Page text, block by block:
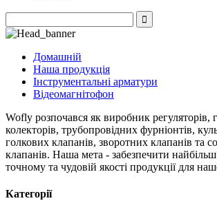
Домашній
Наша продукція
Інструментальні арматури
Відеомагнітофон
Wofly розпочався як виробник регуляторів,
колекторів, трубопровідних фурніонтів,
голкових клапанів, зворотних клапанів та
клапанів. Наша мета - забезпечити
точному та чудовій якості продукції для
Категорії